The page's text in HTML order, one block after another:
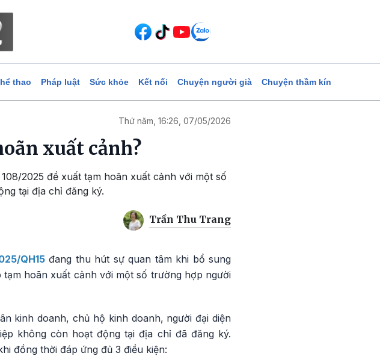
thao Pháp luật Sức khỏe Kết nối Chuyện người già Chuyện thầm kín
Thứ năm, 16:26, 07/05/2026
xuất cảnh?
2025 đề xuất tạm hoãn xuất cảnh với một số
tại địa chỉ đăng ký.
Trần Thu Trang
QH15đang thu hút sự quan tâm khi bổ sung
hoãn xuất cảnh với một số trường hợp người
kinh doanh, chủ hộ kinh doanh, người đại diện
không còn hoạt động tại địa chỉ đã đăng ký.
đồng thời đáp ứng đủ 3 điều kiện: